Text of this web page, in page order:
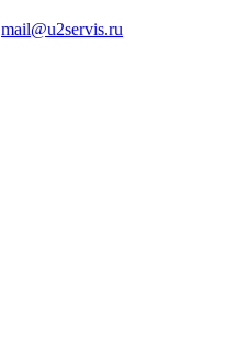
mail@u2servis.ru